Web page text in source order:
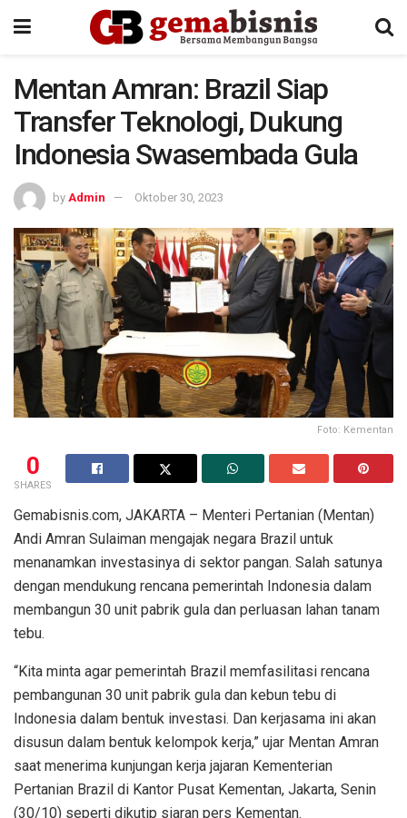
Mentan Amran: Brazil Siap
Transfer Teknologi, Dukung
Indonesia Swasembada Gula
by Admin Oktober 30, 2023
Foto: Kementan
0
SHARES
Gemabisnis.com, JAKARTA – Menteri Pertanian (Mentan)
Andi Amran Sulaiman mengajak negara Brazil untuk
menanamkan investasinya di sektor pangan. Salah satunya
dengan mendukung rencana pemerintah Indonesia dalam
membangun 30 unit pabrik gula dan perluasan lahan tanam
tebu.
“Kita minta agar pemerintah Brazil memfasilitasi rencana
pembangunan 30 unit pabrik gula dan kebun tebu di
Indonesia dalam bentuk investasi. Dan kerjasama ini akan
disusun dalam bentuk kelompok kerja,” ujar Mentan Amran
saat menerima kunjungan kerja jajaran Kementerian
Pertanian Brazil di Kantor Pusat Kementan, Jakarta, Senin
(30/10) seperti dikutip siaran pers Kementan.